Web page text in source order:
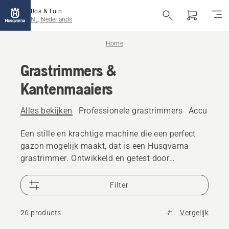
Bos & Tuin
NL, Nederlands
Home
Grastrimmers &
Kantenmaaiers
Alles bekijken Professionele grastrimmers Accu
Een stille en krachtige machine die een perfect
gazon mogelijk maakt, dat is een Husqvarna
grastrimmer. Ontwikkeld en getest door
Goed uitgebalanceerd, gebruiksvriendelijk,
innovatief en op accu zonder uitstoot en
ongelooflijk stil. Bekijk het gehele aanbod
grastrimmer op accu en benzine en vergelijk om
Filter
26 products Vergelijk